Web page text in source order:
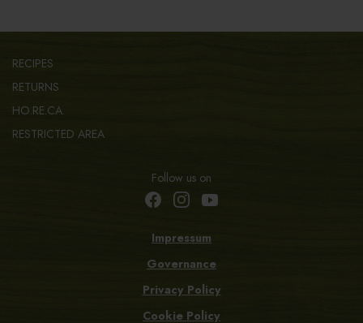
RECIPES
RETURNS
HO.RE.CA.
RESTRICTED AREA
Follow us on
Impressum
Governance
Privacy Policy
Cookie Policy